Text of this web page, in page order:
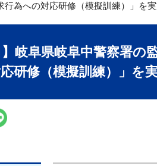
行為への対応研修（模擬訓練）」を
】岐阜県岐阜中警察署の
研修（模擬訓練）」を